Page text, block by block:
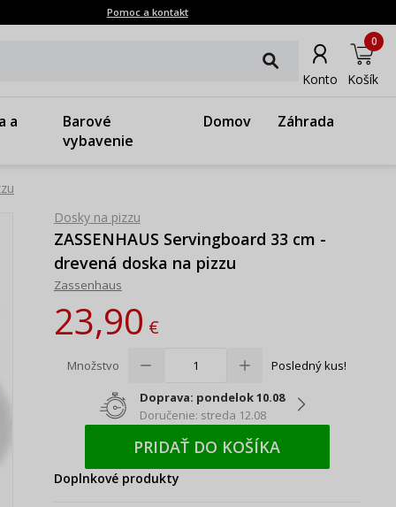
Pomoc a kontakt
Konto Košík
0
a
Barové
vybavenie
Domov Záhrada
Dosky na pizzu
ZASSENHAUS Servingboard 33 cm -
drevená doska na pizzu
Zassenhaus
23,90€
Množstvo Posledný kus!
Doprava: pondelok 10.08
Doručenie: streda 12.08
PRIDAŤ DO KOŠÍKA
Doplnkové produkty